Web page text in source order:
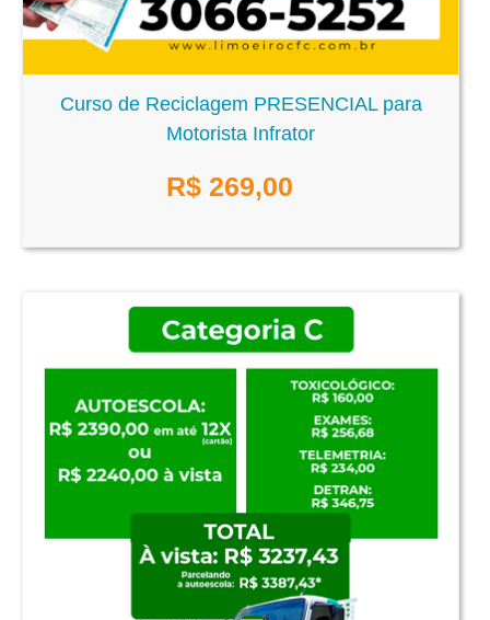
Curso de Reciclagem PRESENCIAL para
Motorista Infrator
R$ 269,00